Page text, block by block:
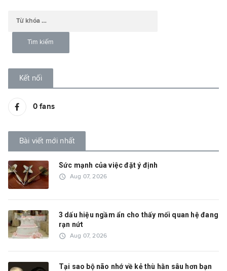
Kết nối
0fans
Bài viết mới nhất
Sức mạnh của việc đặt ý định
access_time Aug 07, 2026
3 dấu hiệu ngầm ẩn cho thấy mối quan hệ đang
rạn nứt
access_time Aug 07, 2026
Tại sao bộ não nhớ về kẻ thù hằn sâu hơn bạn